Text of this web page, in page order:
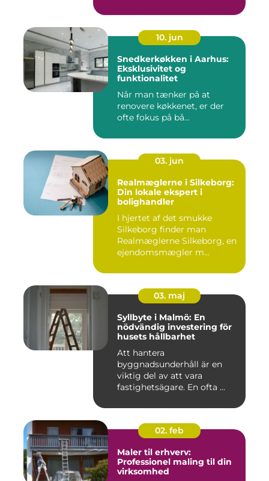
10. jun
Snedkerkøkken i Aarhus:
Eksklusivitet og
funktionalitet
Når man tænker på at
renovere køkkenet, er der
ofte fokus på bå...
03. jun
Realmæglerne i Silkeborg:
Din lokale ekspert i
bolighandler
I hjertet af det smukke
Silkeborg finder man
Realmæglerne Silkeborg, en
ejendomsmægler m...
03. maj
Syllbyte i Malmö: En
nödvändig investering för
husets hållbarhet
Att hantera
byggnadsunderhåll är en
viktig del av att vara
fastighetsägare. En ofta ...
02. feb
Maler til erhverv:
Professionel maling til din
virksomhed